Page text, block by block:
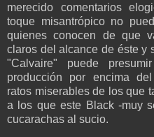
merecido comentarios
toque misantrópico no
quienes conocen de que
claros del alcance de éste y
"Calvaire" puede
producción por encima
ratos miserables de los que
a los que este Black -muy
cucarachas al sucio.